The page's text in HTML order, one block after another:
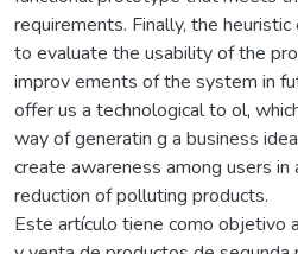
requirements. Finally, the
to evaluate the usability of the
improv ements of the system in
offer us a technological to ol,
way of generatin g a business
create awareness among users
reduction of polluting products.
Este artículo tiene como objetivo